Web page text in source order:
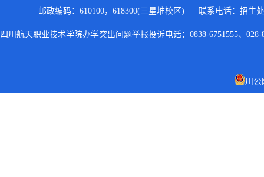
邮政编码：610100，618300(三星堆校区) 联系电话： 招生
四川航天职业技术学院办学突出问题举报投诉电话：0838-6751555、028-
川公